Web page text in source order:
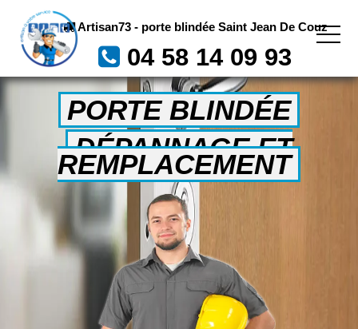
Artisan73 - porte blindée Saint Jean De Couz
04 58 14 09 93
PORTE BLINDÉE
DÉPANNAGE ET
REMPLACEMENT